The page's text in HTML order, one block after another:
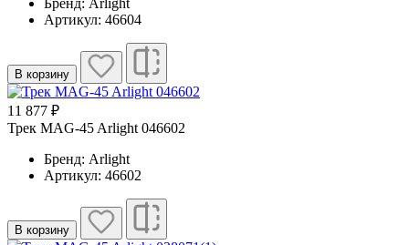
Бренд: Arlight
Артикул: 46604
В корзину
11 877 ₽
Трек MAG-45 Arlight 046602
Бренд: Arlight
Артикул: 46602
В корзину